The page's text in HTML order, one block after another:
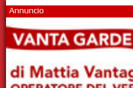
Annuncio